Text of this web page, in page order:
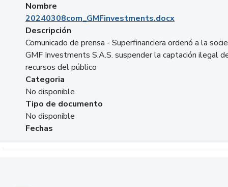
Nombre
20240308com_GMFinvestments.docx
Descripción
Comunicado de prensa - Superfinanciera ordenó a la
GMF Investments S.A.S. suspender la captación ilegal
recursos del público
Categoria
No disponible
Tipo de documento
No disponible
Fechas